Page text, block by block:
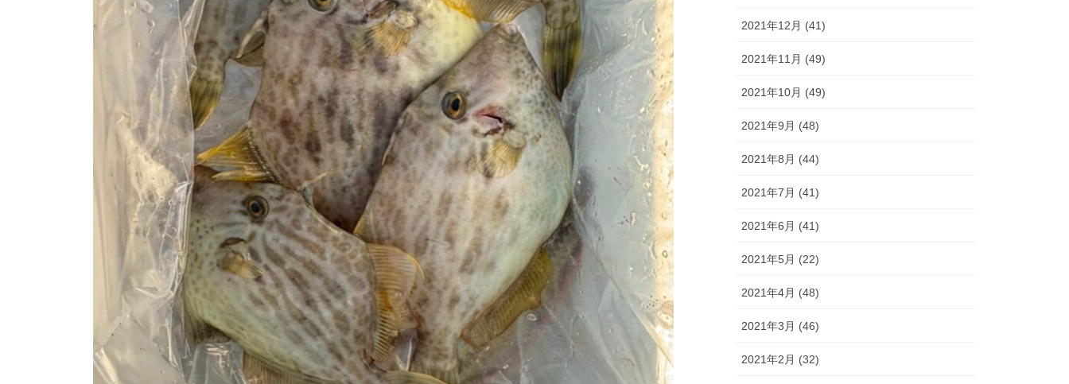
2021年12月 (41)
2021年11月 (49)
2021年10月 (49)
2021年9月 (48)
2021年8月 (44)
2021年7月 (41)
2021年6月 (41)
2021年5月 (22)
2021年4月 (48)
2021年3月 (46)
2021年2月 (32)